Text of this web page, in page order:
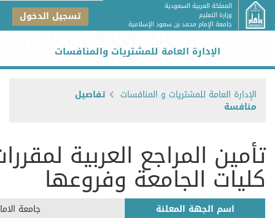
المملكة العربية السعودية
وزارة التعليم
جامعة الإمام محمد بن سعود الإسلامية تسجيل الدخول
الإدارة العامة للمشتريات والمنافسات
الإدارة العامة للمشتريات و المنافسات تفاصيل
منافسة
تأمين المراجع العربية
كليات الجامعة وفروعها
اسم الجهة المعلنة
جامعة